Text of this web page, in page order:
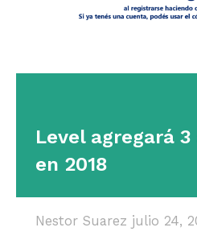
Level agregará
en 2018
Nestor Suarez julio 24,